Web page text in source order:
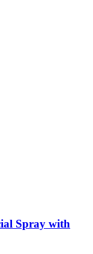
Spray with